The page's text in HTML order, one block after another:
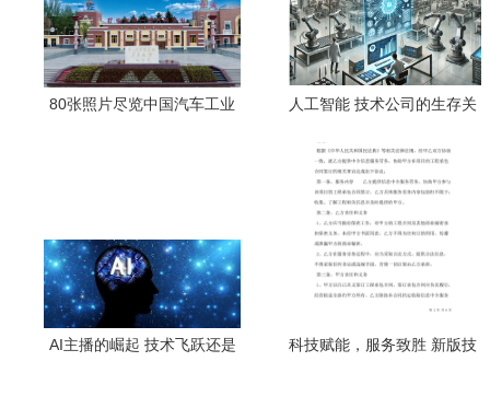
80张照片尽览中国汽车工业
人工智能 技术公司的生存关
AI主播的崛起 技术飞跃还是
科技赋能，服务致胜 新版技